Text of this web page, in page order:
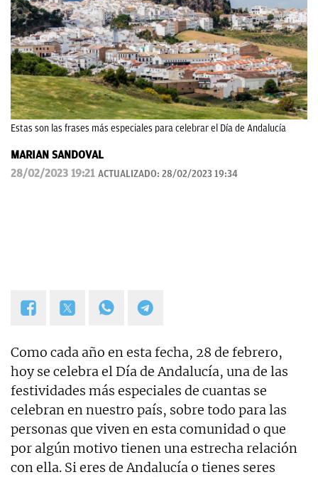
Estas son las frases más especiales para celebrar el Día de Andalucía
MARIAN SANDOVAL
28/02/2023 19:21 ACTUALIZADO: 28/02/2023 19:34
Como cada año en esta fecha, 28 de febrero,
hoy se celebra el Día de Andalucía, una de las
festividades más especiales de cuantas se
celebran en nuestro país, sobre todo para las
personas que viven en esta comunidad o que
por algún motivo tienen una estrecha relación
con ella. Si eres de Andalucía o tienes seres